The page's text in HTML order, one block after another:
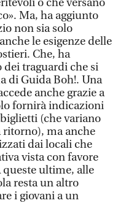
o che versano
Ma, ha aggiunto
non sia solo
le esigenze delle
Che, ha
dei traguardi che si
di Guida Boh!. Una
anche grazie a
fornirà indicazioni
(che variano
ritorno), ma anche
dai locali che
vista con favore
queste ultime, alle
resta un altro
i giovani a un